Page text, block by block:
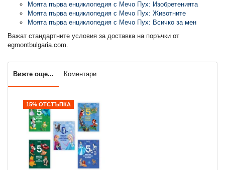
Моята първа енциклопедия с Мечо Пух: Изобретенията
Моята първа енциклопедия с Мечо Пух: Животните
Моята първа енциклопедия с Мечо Пух: Всичко за мен
Важат стандартните условия за доставка на поръчки от
egmontbulgaria.com.
Вижте още... Коментари
15% ОТСТЪПКА